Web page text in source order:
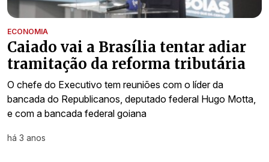
ECONOMIA
Caiado vai a Brasília tentar adiar
tramitação da reforma tributária
O chefe do Executivo tem reuniões com o líder da
bancada do Republicanos, deputado federal Hugo Motta,
e com a bancada federal goiana
há 3 anos